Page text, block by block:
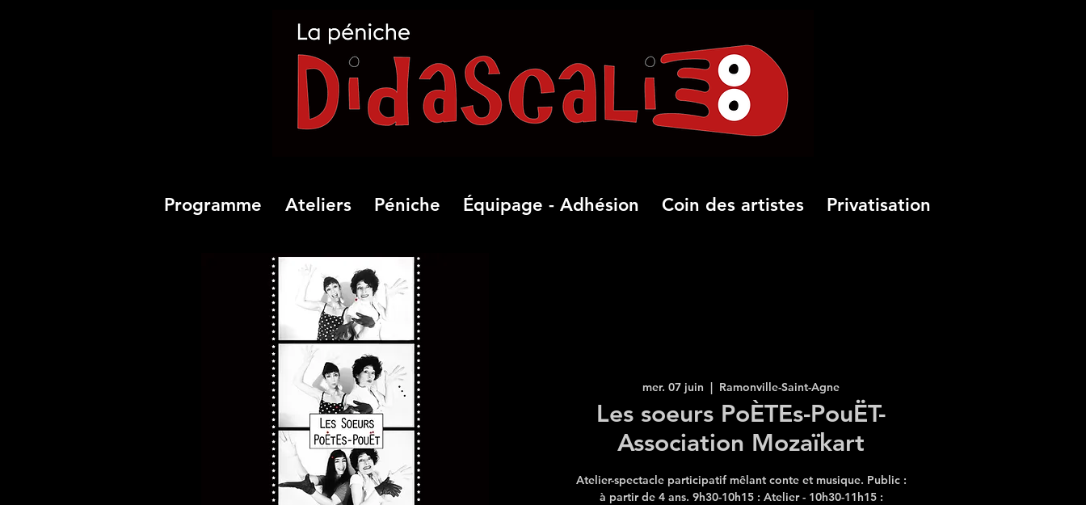
Programme Ateliers Péniche Équipage - Adhésion Coin des artistes Privatisation
mer. 07 juin
  |
Ramonville-Saint-Agne
Les soeurs PoÈTEs-PouËT-
Association Mozaïkart
Atelier-spectacle participatif mêlant conte et musique. Public :
à partir de 4 ans. 9h30-10h15 : Atelier - 10h30-11h15 :